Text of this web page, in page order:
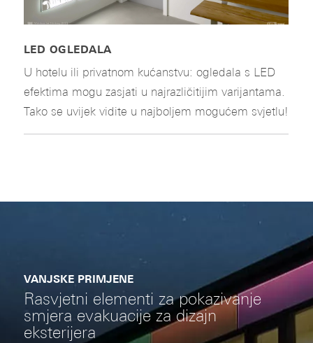
LED OGLEDALA
U hotelu ili privatnom kućanstvu: ogledala s LED
efektima mogu zasjati u najrazličitijim varijantama.
Tako se uvijek vidite u najboljem mogućem svjetlu!
VANJSKE PRIMJENE
Rasvjetni elementi za pokazivanje
smjera evakuacije za dizajn
eksterijera